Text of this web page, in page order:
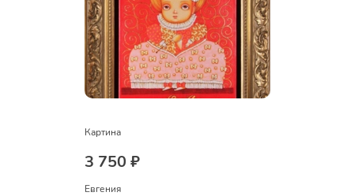
Картина
3 750 ₽
Евгения